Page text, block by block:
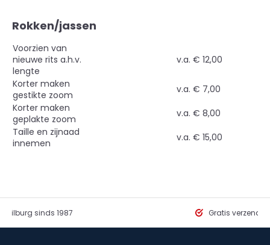
Rokken/jassen
Voorzien van
nieuwe rits a.h.v.
lengte
v.a. € 12,00
Korter maken
gestikte zoom
v.a. € 7,00
Korter maken
geplakte zoom
v.a. € 8,00
Taille en zijnaad
innemen
v.a. € 15,00
Tilburg sinds 1987 Gratis